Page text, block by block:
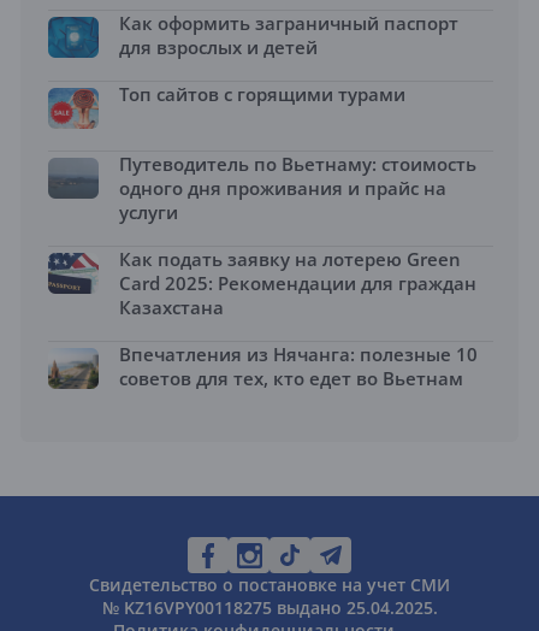
Как оформить заграничный паспорт
для взрослых и детей
Топ сайтов с горящими турами
Путеводитель по Вьетнаму: стоимость
одного дня проживания и прайс на
услуги
Как подать заявку на лотерею Green
Card 2025: Рекомендации для граждан
Казахстана
Впечатления из Нячанга: полезные 10
советов для тех, кто едет во Вьетнам
Свидетельство о постановке на учет СМИ
№ KZ16VPY00118275 выдано 25.04.2025.